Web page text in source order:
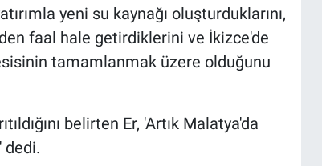
yeni su kaynağı oluşturduklarını,
faal hale getirdiklerini ve İkizce'de
tamamlanmak üzere olduğunu
belirten Er, 'Artık Malatya'da
dedi.